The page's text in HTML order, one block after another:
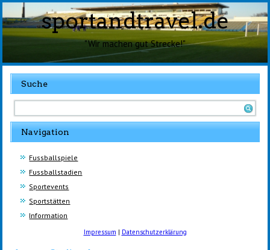
sportandtravel.de
"Wir machen gut Strecke!"
Suche
Navigation
Fussballspiele
Fussballstadien
Sportevents
Sportstätten
Information
Impressum | Datenschutzerklärung